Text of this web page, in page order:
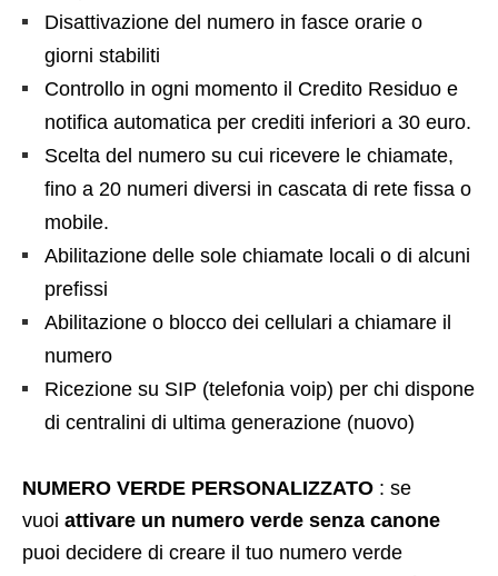
Disattivazione del numero in fasce orarie o
giorni stabiliti
Controllo in ogni momento il Credito Residuo e
notifica automatica per crediti inferiori a 30 euro.
Scelta del numero su cui ricevere le chiamate,
fino a 20 numeri diversi in cascata di rete fissa o
mobile.
Abilitazione delle sole chiamate locali o di alcuni
prefissi
Abilitazione o blocco dei cellulari a chiamare il
numero
Ricezione su SIP (telefonia voip) per chi dispone
di centralini di ultima generazione (nuovo)
NUMERO VERDE PERSONALIZZATO : se
vuoi attivare un numero verde senza canone
puoi decidere di creare il tuo numero verde